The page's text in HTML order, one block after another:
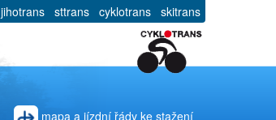
jihotrans sttrans cyklotrans skitrans
mapa a jízdní řády ke stažení